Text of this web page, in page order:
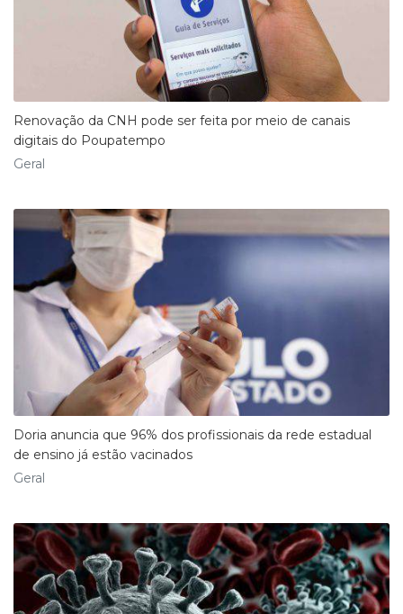
Renovação da CNH pode ser feita por meio de canais
digitais do Poupatempo
Geral
Doria anuncia que 96% dos profissionais da rede estadual
de ensino já estão vacinados
Geral